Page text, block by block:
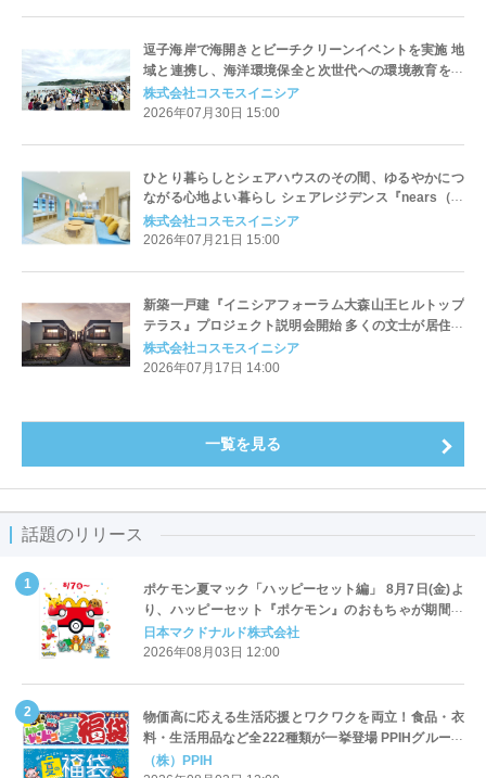
逗子海岸で海開きとビーチクリーンイベントを実施 地
域と連携し、海洋環境保全と次世代への環境教育を推
進
株式会社コスモスイニシア
2026年07月30日 15:00
ひとり暮らしとシェアハウスのその間、ゆるやかにつ
ながる心地よい暮らし シェアレジデンス『nears（ニ
アーズ）五反田』入居開始
株式会社コスモスイニシア
2026年07月21日 15:00
新築一戸建『イニシアフォーラム大森山王ヒルトップ
テラス』プロジェクト説明会開始 多くの文士が居住し
た歴史を持つ「大田区山王」の地に全9邸誕生
株式会社コスモスイニシア
2026年07月17日 14:00
一覧を見る
話題のリリース
ポケモン夏マック「ハッピーセット編」 8月7日(金)よ
り、ハッピーセット『ポケモン』のおもちゃが期間限
定登場
日本マクドナルド株式会社
2026年08月03日 12:00
物価高に応える生活応援とワクワクを両立！食品・衣
料・生活用品など全222種類が一挙登場 PPIHグループ
「夏福袋」＆セール 8月6日(木)より順次スタート
（株）PPIH